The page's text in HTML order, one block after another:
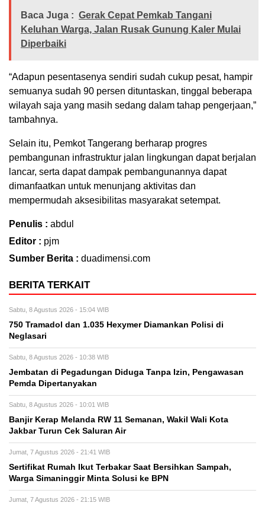
Baca Juga : Gerak Cepat Pemkab Tangani
Keluhan Warga, Jalan Rusak Gunung Kaler Mulai
Diperbaiki
“Adapun pesentasenya sendiri sudah cukup pesat, hampir
semuanya sudah 90 persen dituntaskan, tinggal beberapa
wilayah saja yang masih sedang dalam tahap pengerjaan,”
tambahnya.
Selain itu, Pemkot Tangerang berharap progres
pembangunan infrastruktur jalan lingkungan dapat berjalan
lancar, serta dapat dampak pembangunannya dapat
dimanfaatkan untuk menunjang aktivitas dan
mempermudah aksesibilitas masyarakat setempat.
Penulis : abdul
Editor : pjm
Sumber Berita : duadimensi.com
BERITA TERKAIT
Sabtu, 8 Agustus 2026 - 15:04 WIB
750 Tramadol dan 1.035 Hexymer Diamankan Polisi di
Neglasari
Sabtu, 8 Agustus 2026 - 10:38 WIB
Jembatan di Pegadungan Diduga Tanpa Izin, Pengawasan
Pemda Dipertanyakan
Sabtu, 8 Agustus 2026 - 10:01 WIB
Banjir Kerap Melanda RW 11 Semanan, Wakil Wali Kota
Jakbar Turun Cek Saluran Air
Jumat, 7 Agustus 2026 - 21:41 WIB
Sertifikat Rumah Ikut Terbakar Saat Bersihkan Sampah,
Warga Simaninggir Minta Solusi ke BPN
Jumat, 7 Agustus 2026 - 21:15 WIB